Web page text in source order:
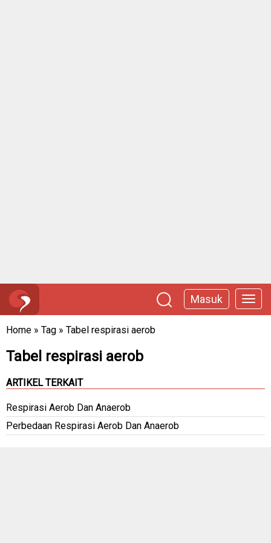
Masuk
Home » Tag » Tabel respirasi aerob
Tabel respirasi aerob
ARTIKEL TERKAIT
Respirasi Aerob Dan Anaerob
Perbedaan Respirasi Aerob Dan Anaerob